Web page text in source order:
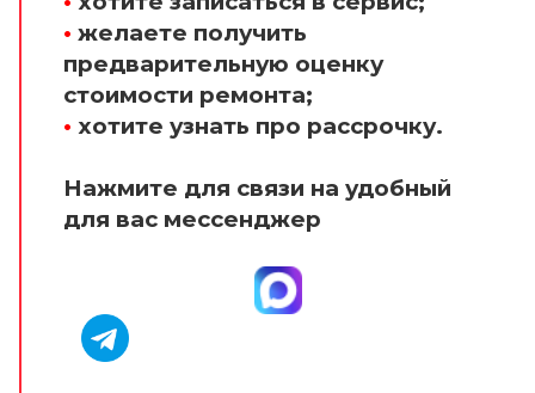
• желаете получить
предварительную оценку
стоимости ремонта;
• хотите узнать про рассрочку.
Нажмите для связи на удобный
для вас мессенджер